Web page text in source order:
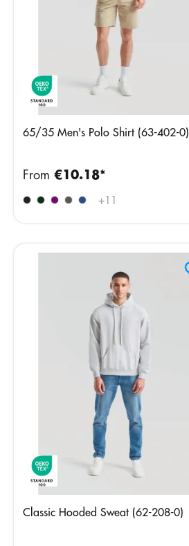
65/35 Men's Polo Shirt (63-402-0)
+11
From €10.18*
Classic Hooded Sweat (62-208-0)